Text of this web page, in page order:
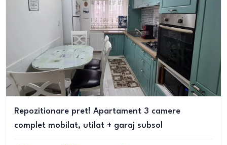
Repozitionare pret! Apartament 3 camere
complet mobilat, utilat + garaj subsol